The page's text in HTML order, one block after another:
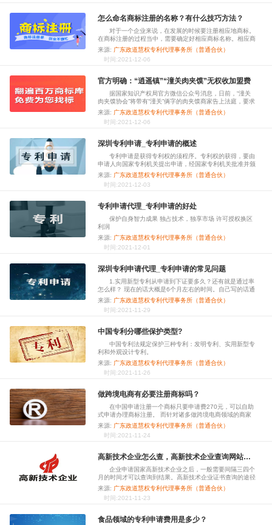
怎么命名商标注册的名称？有什么技巧方法？
对于一个企业来说，在发展的时候要注册相应地商标。
在商标注册的过程当中，需要确定好相应商标名称。相应商
标的名称没有确定好，将会导致商标注册失败。那么，商标
注册名称怎样命名？有哪些方法？下面商标注册政道小编为
大家详细介绍。
来源: 广东政道慧权专利代理事务所（普通合伙）
时间:2021-12-06
官方明确：“逍遥镇”“潼关肉夹馍”无权收加盟费
据国家知识产权局官方微信公众号消息，日前，“潼关
肉夹馍协会”将带有“潼关”俩字的肉夹馍商家告上法庭，要求
赔偿3万至5万元。如果商家想继续使用“潼关肉夹馍”商标，
需要缴纳9.98万元。对此，国家知识产权局11月26日正式
回应“潼关肉夹馍”等商标侵权事件，全文如下：
来源: 广东政道慧权专利代理事务所（普通合伙）
时间:2021-12-06
深圳专利申请_专利申请的概述
专利申请是获得专利权的须程序。专利权的获得，要由
申请人向国家专利机关提出申请，经国家专利机关批准并颁
发证书。申请人在向国家专利机关提出专利申请时，还应提
交一系列的申请文件，如请求书、说明书、摘要和权利要求
书等等。
来源: 广东政道慧权专利代理事务所（普通合伙）
时间:2021-12-03
专利申请代理_专利申请的好处
保护自身智力成果 独占技术，独享市场 许可授权换区
利润
来源: 广东政道慧权专利代理事务所（普通合伙）
时间:2021-12-01
深圳专利申请代理_专利申请的常见问题
1.实用新型专利从申请到下证要多久？还有就是通过率
怎么样？ 现在的话大概是6个月左右的时间。自己写的话通
过率不是很高的。找代理机构一般在90%以上。
来源: 广东政道慧权专利代理事务所（普通合伙）
时间:2021-11-29
中国专利分哪些保护类型?
中国专利法规定保护三种专利：发明专利、实用新型专
利和外观设计专利。
来源: 广东政道慧权专利代理事务所（普通合伙）
时间:2021-11-26
做跨境电商有必要注册商标吗？
在中国申请注册一个商标只要申请费270元，可以自助
式申请办理商标注册。 而针对诸多做跨境电商领域的商家
而言，你一直在国外卖产品，是不是也必须在国外商标注册
呢？
来源: 广东政道慧权专利代理事务所（普通合伙）
时间:2021-11-24
高新技术企业怎么查，高新技术企业查询网站是哪个？
企业申请国家高新技术企业之后，一般需要间隔三四个
月的时间才可以查询到结果。高新技术企业证书查询的途径
有很多，今天来分享三个可以查询高新技术企业公示情况的
方法。
来源: 广东政道慧权专利代理事务所（普通合伙）
时间:2021-11-23
食品领域的专利申请费用是多少？